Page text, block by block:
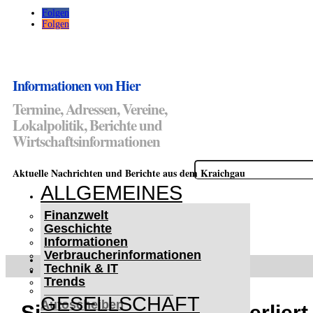
Folgen
Folgen
Informationen von Hier
Termine, Adressen, Vereine,
Lokalpolitik, Berichte und
Wirtschaftsinformationen
Suchen
nach:
Aktuelle Nachrichten und Berichte aus dem Kraichgau
ALLGEMEINES
Finanzwelt
Geschichte
Informationen
Verbraucherinformationen
Technik & IT
Trends
GESELLSCHAFT
WETTERWARNUNGEN
WINTER IM KRAICHGAU
Lifehacks für vereiste
Autoscheiben